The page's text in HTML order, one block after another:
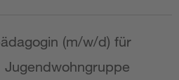
(m/w/d) für